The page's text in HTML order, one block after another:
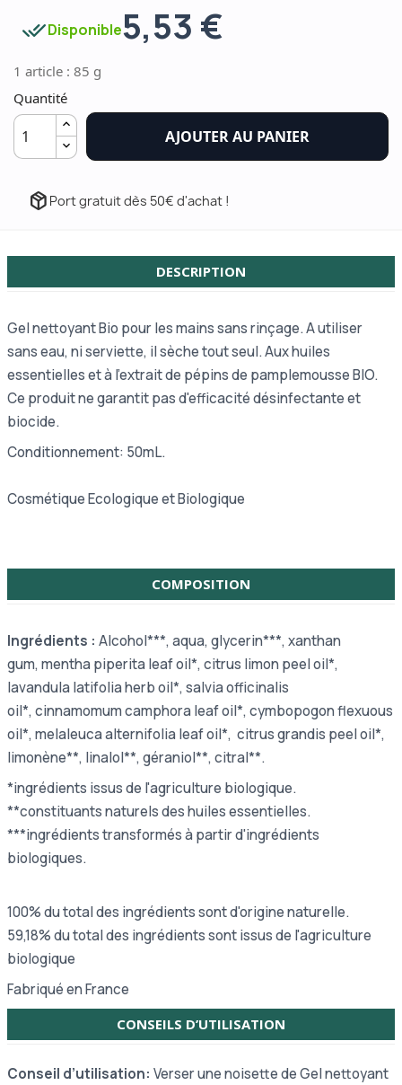
done_allDisponible5,53 €
1 article : 85 g
Quantité
AJOUTER AU PANIER
package_2 Port gratuit dès 50€ d'achat !
DESCRIPTION
Gel nettoyant Bio pour les mains sans rinçage. A utiliser
sans eau, ni serviette, il sèche tout seul. Aux huiles
essentielles et à l’extrait de pépins de pamplemousse BIO.
Ce produit ne garantit pas d'efficacité désinfectante et
biocide.
Conditionnement: 50mL.
Cosmétique Ecologique et Biologique
COMPOSITION
Ingrédients : Alcohol***, aqua, glycerin***, xanthan
gum, mentha piperita leaf oil*, citrus limon peel oil*,
lavandula latifolia herb oil*, salvia officinalis
oil*, cinnamomum camphora leaf oil*, cymbopogon flexuous
oil*, melaleuca alternifolia leaf oil*, citrus grandis peel oil*,
limonène**, linalol**, géraniol**, citral**.
*ingrédients issus de l'agriculture biologique.
**constituants naturels des huiles essentielles.
***ingrédients transformés à partir d'ingrédients
biologiques.
100% du total des ingrédients sont d'origine naturelle.
59,18% du total des ingrédients sont issus de l'agriculture
biologique
Fabriqué en France
CONSEILS D’UTILISATION
Conseil d’utilisation: Verser une noisette de Gel nettoyant